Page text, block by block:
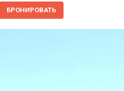
БРОНИРОВАТЬ